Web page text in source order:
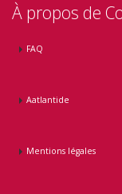
À propos de
FAQ
Aatlantide
Mentions légales